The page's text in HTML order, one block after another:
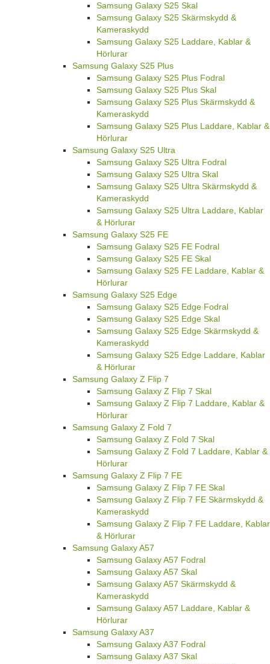
Samsung Galaxy S25 Skal
Samsung Galaxy S25 Skärmskydd &
Kameraskydd
Samsung Galaxy S25 Laddare, Kablar &
Hörlurar
Samsung Galaxy S25 Plus
Samsung Galaxy S25 Plus Fodral
Samsung Galaxy S25 Plus Skal
Samsung Galaxy S25 Plus Skärmskydd &
Kameraskydd
Samsung Galaxy S25 Plus Laddare, Kablar &
Hörlurar
Samsung Galaxy S25 Ultra
Samsung Galaxy S25 Ultra Fodral
Samsung Galaxy S25 Ultra Skal
Samsung Galaxy S25 Ultra Skärmskydd &
Kameraskydd
Samsung Galaxy S25 Ultra Laddare, Kablar
& Hörlurar
Samsung Galaxy S25 FE
Samsung Galaxy S25 FE Fodral
Samsung Galaxy S25 FE Skal
Samsung Galaxy S25 FE Laddare, Kablar &
Hörlurar
Samsung Galaxy S25 Edge
Samsung Galaxy S25 Edge Fodral
Samsung Galaxy S25 Edge Skal
Samsung Galaxy S25 Edge Skärmskydd &
Kameraskydd
Samsung Galaxy S25 Edge Laddare, Kablar
& Hörlurar
Samsung Galaxy Z Flip 7
Samsung Galaxy Z Flip 7 Skal
Samsung Galaxy Z Flip 7 Laddare, Kablar &
Hörlurar
Samsung Galaxy Z Fold 7
Samsung Galaxy Z Fold 7 Skal
Samsung Galaxy Z Fold 7 Laddare, Kablar &
Hörlurar
Samsung Galaxy Z Flip 7 FE
Samsung Galaxy Z Flip 7 FE Skal
Samsung Galaxy Z Flip 7 FE Skärmskydd &
Kameraskydd
Samsung Galaxy Z Flip 7 FE Laddare, Kablar
& Hörlurar
Samsung Galaxy A57
Samsung Galaxy A57 Fodral
Samsung Galaxy A57 Skal
Samsung Galaxy A57 Skärmskydd &
Kameraskydd
Samsung Galaxy A57 Laddare, Kablar &
Hörlurar
Samsung Galaxy A37
Samsung Galaxy A37 Fodral
Samsung Galaxy A37 Skal